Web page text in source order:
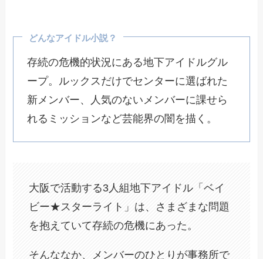
どんなアイドル小説？
存続の危機的状況にある地下アイドルグル
ープ。ルックスだけでセンターに選ばれた
新メンバー、人気のないメンバーに課せら
れるミッションなど芸能界の闇を描く。
大阪で活動する3人組地下アイドル「ベイ
ビー★スターライト」は、さまざまな問題
を抱えていて存続の危機にあった。
そんななか、メンバーのひとりが事務所で